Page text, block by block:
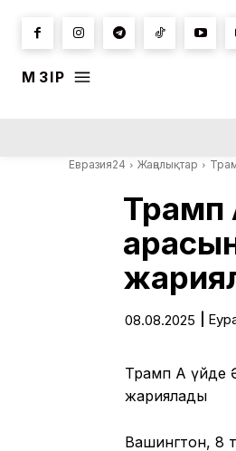
МӘЗІР
Евразия24 Жаңалықтар
Трамп
08.08.2025
Трамп Ақ үйде
жариялады
Вашингтон, 8